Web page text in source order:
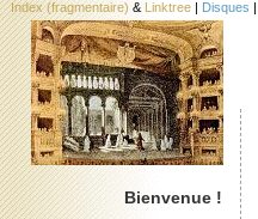
Index (fragmentaire) & Linktree | Disques |
Bienvenue !